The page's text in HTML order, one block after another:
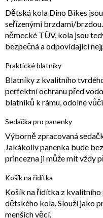
Dětská kola Dino Bikes
seřízenými brzdami/
německé TÜV, kola jsou
bezpečná a odpovídající
Praktické blatníky
Blatníky z kvalitního
perfektní ochranu před
blatníků k rámu, odolné
Sedačka pro panenky
Výborně zpracovaná
Jakákoliv panenka bude
princezna ji může mít vždy
Košík na řídítka
Košík na řídítka z kvalitního
dětského kola. Slouží jako
menších věcí.